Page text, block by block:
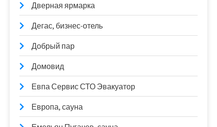
Дверная ярмарка
Дегас, бизнес-отель
Добрый пар
Домовид
Евпа Сервис СТО Эвакуатор
Европа, сауна